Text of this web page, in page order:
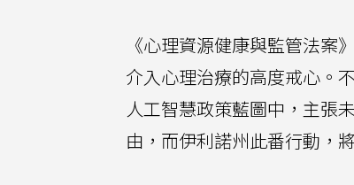
《心理資源健康與監管法案
介入心理治療的高度戒心。
人工智慧政策藍圖中，主張
由，而伊利諾州此番行動，